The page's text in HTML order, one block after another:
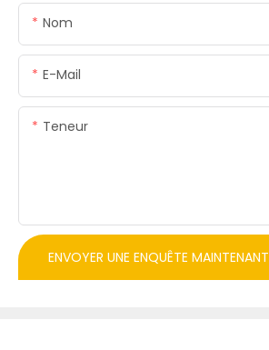
Nom
E-Mail
Teneur
ENVOYER UNE ENQUÊTE MAINTENANT